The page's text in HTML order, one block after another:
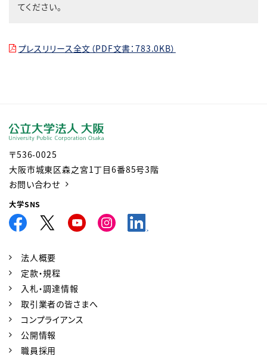
てください。
プレスリリース全文（PDF文書：783.0KB）
〒536-0025
大阪市城東区森之宮1丁目6番85号3階
お問い合わせ
大学SNS
法人概要
定款・規程
入札・調達情報
取引業者の皆さまへ
コンプライアンス
公開情報
職員採用